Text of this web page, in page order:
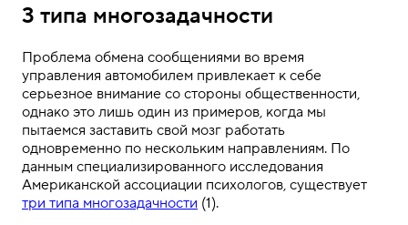
3 типа многозадачности
Проблема обмена сообщениями во время
управления автомобилем привлекает к себе
серьезное внимание со стороны общественности,
однако это лишь один из примеров, когда мы
пытаемся заставить свой мозг работать
одновременно по нескольким направлениям. По
данным специализированного исследования
Американской ассоциации психологов, существует
три типа многозадачности (1).